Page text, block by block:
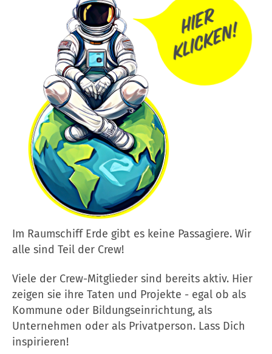
Im Raumschiff Erde gibt es keine Passagiere. Wir
alle sind Teil der Crew!
Viele der Crew-Mitglieder sind bereits aktiv. Hier
zeigen sie ihre Taten und Projekte - egal ob als
Kommune oder Bildungseinrichtung, als
Unternehmen oder als Privatperson. Lass Dich
inspirieren!